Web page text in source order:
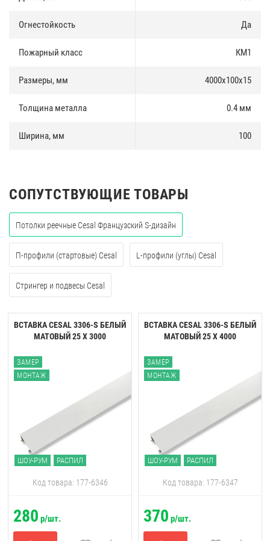
Огнестойкость Да
Пожарный класс КМ1
Размеры, мм 4000х100х15
Толщина металла 0.4 мм
Ширина, мм 100
СОПУТСТВУЮЩИЕ ТОВАРЫ
Потолки реечные Cesal Французский S-дизайн
П-профили (стартовые) Cesal L-профили (углы) Cesal
Стрингер и подвесы Cesal
ВСТАВКА CESAL 3306-S БЕЛЫЙ
МАТОВЫЙ 25 Х 3000
ЗАМЕР
МОНТАЖ
ШОУ-РУМ РАСПИЛ
Код товара: 177-6346
280 р/шт.
ВСТАВКА CESAL 3306-S БЕЛЫЙ
МАТОВЫЙ 25 Х 4000
ЗАМЕР
МОНТАЖ
ШОУ-РУМ РАСПИЛ
Код товара: 177-6347
370 р/шт.